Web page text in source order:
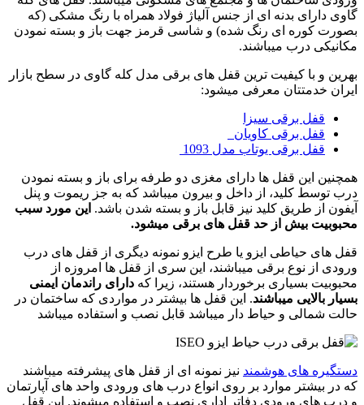
گاوی دارای بدنه ای از جنس آلیاژ فولاد همراه با رنگ مشکی (که
بصورت کوره ای رنگ شده) و شاسی قرمز جهت باز و بسته نمودن
مکانیکی درب میباشند.
بهرین و با کیفیت ترین قفل های برقی مدل کله گاوی در سطح بازار
ایران خدمتتان معرفی میشود:
قفل برقی سیزا
قفل برقی کاویان
قفل برقی یوتاب مدل 1093
همچنین این قفل ها دارای مغزی دو طرفه برای باز و بسته نمودن
درب توسط کلید، از داخل و بیرون میباشد که به جز ریموت و پنل
آیفون از طریق کلید نیز قابل باز و بسته شدن باشد. این مورد سبب
محبوبیت بیش از حد قفل های برقی میشود.
قفل های حیاطی ایزو یا طرح ایزو نمونه دیگری از قفل های درب
ورودی از نوع برقی میباشند، این سری از قفل ها امروزه از
محبوبیت بسیاری برخوردار هستند، زیرا که دارای راندمان ایمنی
بسیار بالایی میباشند. این قفل ها بیشتر در مواردی که ساختمان در
حالت شمالی و حیاط دار میباشد قابل نصب و استفاده میباشد
دستگیره های هوشمند نیز نمونه ای از قفل های پیشرفته میباشند
که در بیشتر موارد بر روی انواع درب های ورودی واحد های آپارتمان
و درب های ورودی دفاتر اداری نصب و استفاده میشوند. این قفل